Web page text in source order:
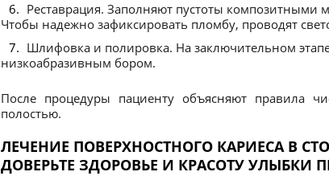
Реставрация. Заполняют пустоты
Чтобы надежно зафиксировать пломбу, проводят
Шлифовка и полировка. На заключительном
низкоабразивным бором.
После процедуры пациенту объясняют правила
полостью.
ЛЕЧЕНИЕ ПОВЕРХНОСТНОГО КАРИЕСА В
ДОВЕРЬТЕ ЗДОРОВЬЕ И КРАСОТУ УЛЫБКИ